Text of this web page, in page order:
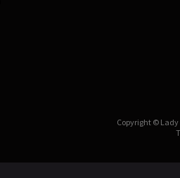
Copyright © Lady